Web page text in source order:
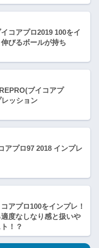
コアプロ2019 100をイ
びるボールが持ち
ブイコアプ
レッション
アプロ97 2018 インプレ
アプロ100をインプレ！
度なしなり感と扱いや
！？